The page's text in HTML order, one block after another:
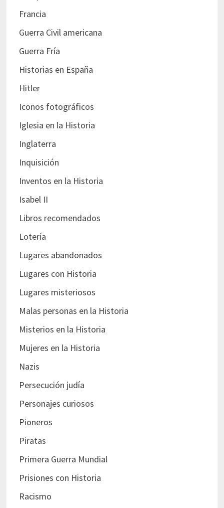
Francia
Guerra Civil americana
Guerra Fría
Historias en España
Hitler
Iconos fotográficos
Iglesia en la Historia
Inglaterra
Inquisición
Inventos en la Historia
Isabel II
Libros recomendados
Lotería
Lugares abandonados
Lugares con Historia
Lugares misteriosos
Malas personas en la Historia
Misterios en la Historia
Mujeres en la Historia
Nazis
Persecución judía
Personajes curiosos
Pioneros
Piratas
Primera Guerra Mundial
Prisiones con Historia
Racismo